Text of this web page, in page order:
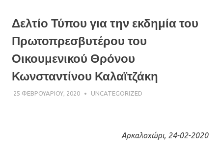
Δελτίο Τύπου για την εκδημία του
Πρωτοπρεσβυτέρου του
Οικουμενικού Θρόνου
Κωνσταντίνου Καλαϊτζάκη
25 ΦΕΒΡΟΥΑΡΊΟΥ, 2020 ΠΑΤΉΡ ΜΙΧΑΉΛ ΠΑΠΑΪΩΆΝΝΟΥ
UNCATEGORIZED
Αρκαλοχώρι, 24-02-2020